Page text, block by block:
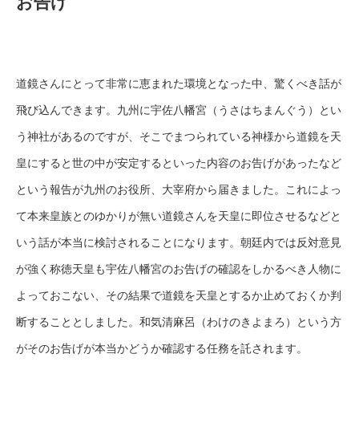
道鏡さんにとって非常に恵まれた環境となった中、驚くべき話が
飛び込んできます。九州に宇佐八幡宮（うさはちまんぐう）とい
う神社があるのですが、そこでまつられている神様から道鏡を天
皇にすると世の中が安定するといった内容のお告げがあったなど
という報告が九州のお役所、大宰府から届きました。これによっ
て本来皇族とのゆかりが無い道鏡さんを天皇に即位させるなどと
いう話が本当に検討されることになります。朝廷内では反対意見
が強く称徳天皇も宇佐八幡宮のお告げの確認をしかるべき人物に
よっておこない、その結果で道鏡を天皇とするか止めておくか判
断することとしました。和気清麻呂（わけのきよまろ）という方
がそのお告げが本当かどうか確認する任務を託されます。